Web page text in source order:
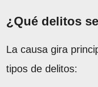
¿Qué delitos
La causa gira
tipos de delitos: